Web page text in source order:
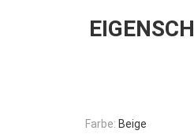
Farbe: Beige